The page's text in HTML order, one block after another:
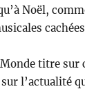
Noël,
titre sur
l’actualité